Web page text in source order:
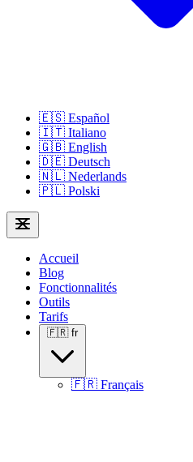
🇪🇸 Español
🇮🇹 Italiano
🇬🇧 English
🇩🇪 Deutsch
🇳🇱 Nederlands
🇵🇱 Polski
Accueil
Blog
Fonctionnalités
Outils
Tarifs
🇫🇷 fr
🇫🇷 Français